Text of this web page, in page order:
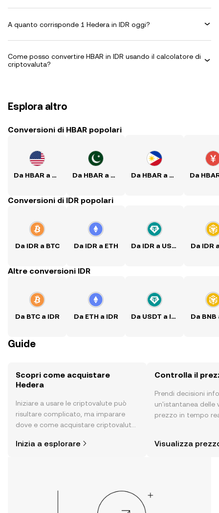
A quanto corrisponde 1 Hedera in IDR oggi?
Come posso convertire HBAR in IDR usando il calcolatore di
criptovaluta?
Esplora altro
Conversioni di HBAR popolari
Da HBAR a USD Da HBAR a PKR Da HBAR a PHP
Conversioni di IDR popolari
Da IDR a BTC Da IDR a ETH Da IDR a USDT Da IDR
Altre conversioni IDR
Da BTC a IDR Da ETH a IDR Da USDT a IDR Da BNB
Guide
Scopri come acquistare
Hedera
Iniziare a usare le criptovalute può
risultare complicato, ma imparare
dove e come acquistare criptovalute
pensare. Inizia il tuo viaggio sull'app
Inizia a esplorare
Controlla il
Prendi decisioni
un'istantanea delle
prezzo in tempo
Visualizza